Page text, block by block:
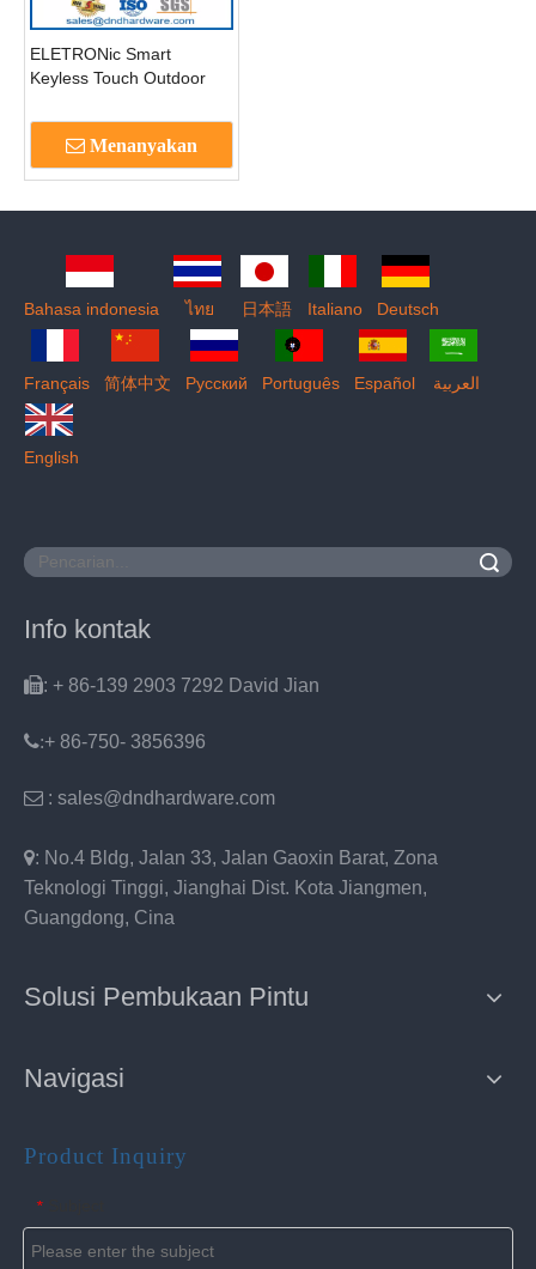
ELETRONic Smart
Keyless Touch Outdoor
Metal Fingerprint Padlock-
DDPL102Menanyakan
Bahasa indonesia ไทย 日本語 Italiano Deutsch
Français 简体中文 Pусский Português Español العربية
English
Info kontak
: + 86-139 2903 7292 David Jian
:+ 86-750- 3856396
 : sales@dndhardware.com
: No.4 Bldg, Jalan 33, Jalan Gaoxin Barat, Zona
Teknologi Tinggi, Jianghai Dist. Kota Jiangmen,
Guangdong, Cina
Solusi Pembukaan Pintu
Navigasi
Product Inquiry
*